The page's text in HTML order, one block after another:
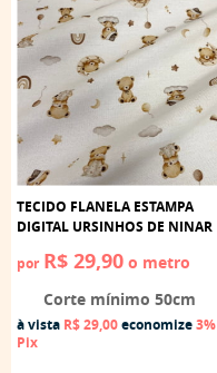
TECIDO FLANELA ESTAMPA
DIGITAL URSINHOS DE NINAR
por R$ 29,90 o metro
Corte mínimo 50cm
à vista R$ 29,00economize3%
Pix